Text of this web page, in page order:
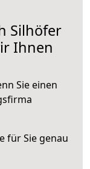
Silhöfer
Ihnen
Sie einen
für Sie genau